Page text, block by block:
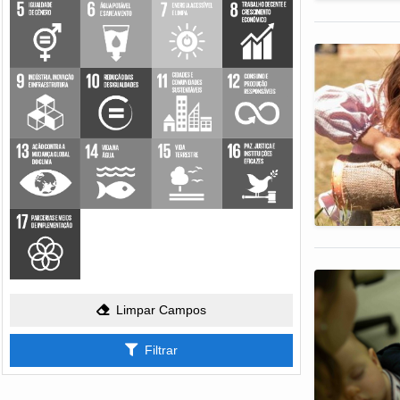
Limpar Campos
Filtrar